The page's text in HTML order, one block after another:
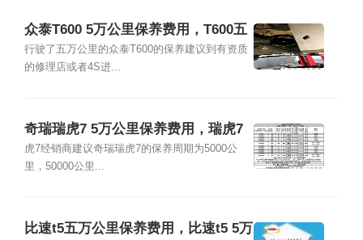
众泰T600 5万公里保养费用，T600五
万公里保养项目
行驶了五万公里的众泰T600的保养建议到有资质
的修理店或者4S进...
奇瑞瑞虎7 5万公里保养费用，瑞虎7
五万公里保养项目
虎7经销商建议奇瑞瑞虎7的保养周期为5000公
里，50000公里...
比速t5五万公里保养费用，比速t5 5万